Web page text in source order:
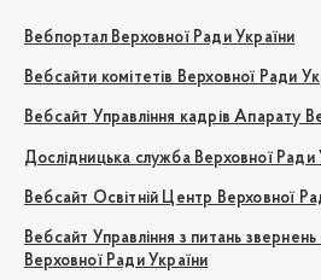
Вебпортал Верховної Ради України
Вебсайти комітетів Верховної Ради
Вебсайт Управління кадрів Апарату
Дослідницька служба Верховної Ради
Вебсайт Освітній Центр Верховної
Вебсайт Управління з питань
Верховної Ради України